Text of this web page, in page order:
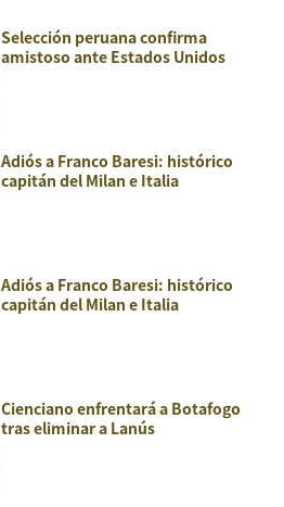
Selección peruana confirma
amistoso ante Estados Unidos
Adiós a Franco Baresi: histórico
capitán del Milan e Italia
Adiós a Franco Baresi: histórico
capitán del Milan e Italia
Cienciano enfrentará a Botafogo
tras eliminar a Lanús